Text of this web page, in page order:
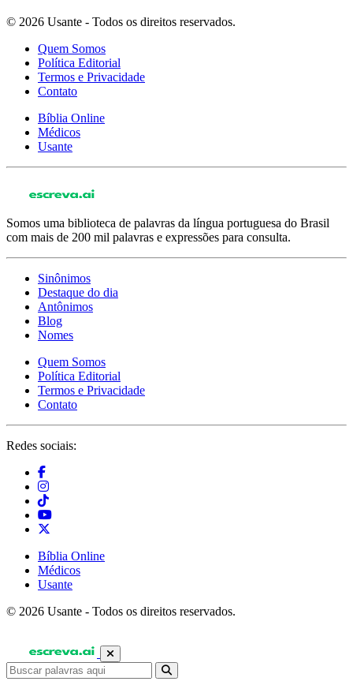
© 2026 Usante - Todos os direitos reservados.
Quem Somos
Política Editorial
Termos e Privacidade
Contato
Bíblia Online
Médicos
Usante
Somos uma biblioteca de palavras da língua portuguesa do Brasil
com mais de 200 mil palavras e expressões para consulta.
Sinônimos
Destaque do dia
Antônimos
Blog
Nomes
Quem Somos
Política Editorial
Termos e Privacidade
Contato
Redes sociais:
Bíblia Online
Médicos
Usante
© 2026 Usante - Todos os direitos reservados.